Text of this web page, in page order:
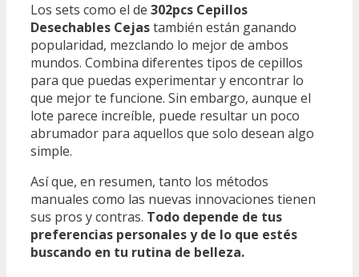
Los sets como el de 302pcs Cepillos
Desechables Cejastambién están ganando
popularidad, mezclando lo mejor de ambos
mundos. Combina diferentes tipos de cepillos
para que puedas experimentar y encontrar lo
que mejor te funcione. Sin embargo, aunque el
lote parece increíble, puede resultar un poco
abrumador para aquellos que solo desean algo
simple.
Así que, en resumen, tanto los métodos
manuales como las nuevas innovaciones tienen
sus pros y contras. Todo depende de tus
preferencias personales y de lo que estés
buscando en tu rutina de belleza.